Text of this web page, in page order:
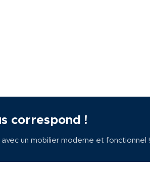
correspond !
un mobilier moderne et fonctionnel !